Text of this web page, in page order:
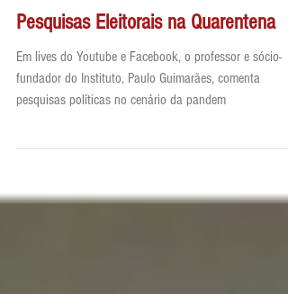
17 de jun. de 2020
1 min de leitura
Pesquisas Eleitorais na Quarentena
Em lives do Youtube e Facebook, o professor e sócio-
fundador do Instituto, Paulo Guimarães, comenta